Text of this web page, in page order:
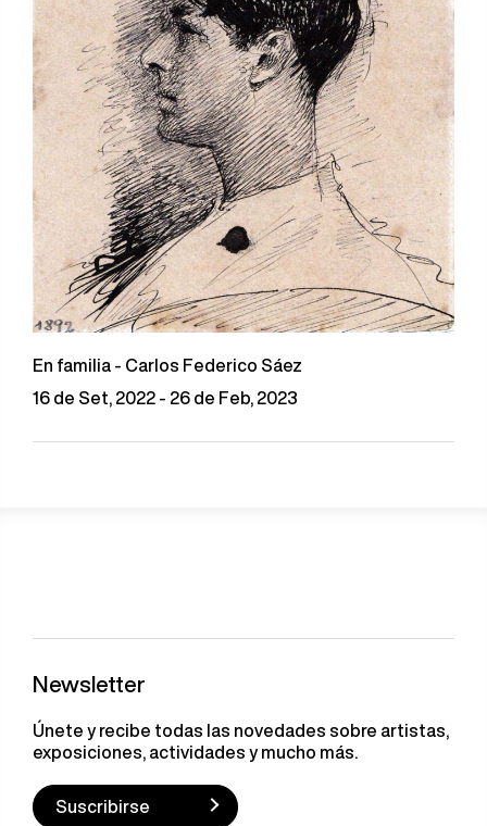
En familia - Carlos Federico Sáez
16 de Set, 2022 - 26 de Feb, 2023
Newsletter
Únete y recibe todas las novedades sobre artistas,
exposiciones, actividades y mucho más.
Suscribirse